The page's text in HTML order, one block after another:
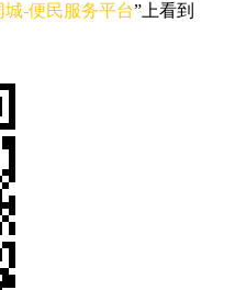
城-便民服务平台”上看到